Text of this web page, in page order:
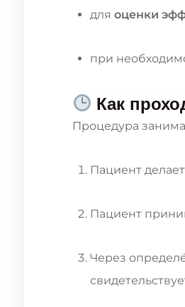
для оценки
при
Как
Процедура
Пациент
Пациент
Через